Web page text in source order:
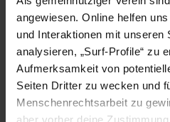
angewiesen. Online helfen
und Interaktionen mit unseren
analysieren, „Surf-Profile“ zu
Aufmerksamkeit von
Seiten Dritter zu wecken und
Menschenrechtsarbeit zu
Botschaft der Vereinigten
S.E. Herrn Francisco Nicolas
Klingelhöferstraße 3, 10785
E-Mail:mail@mexale.de
(korrekte Anrede: Exzellenz)
Mexiko